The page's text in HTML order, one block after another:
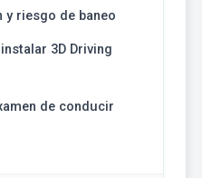
y riesgo de baneo
3D Driving
de conducir